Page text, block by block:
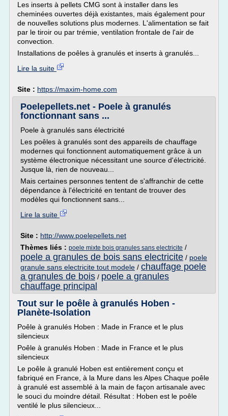
Les inserts à pellets CMG sont à installer dans les
cheminées ouvertes déjà existantes, mais également pour
de nouvelles solutions plus modernes. L'alimentation se fait
par le tiroir ou par trémie, ventilation frontale de l'air de
convection.
Installations de poêles à granulés et inserts à granulés...
Lire la suite
Site : https://maxim-home.com
Poelepellets.net - Poele à granulés
fonctionnant sans ...
Poele à granulés sans électricité
Les poêles à granulés sont des appareils de chauffage
modernes qui fonctionnent automatiquement grâce à un
système électronique nécessitant une source d'électricité.
Jusque là, rien de nouveau...
Mais certaines personnes tentent de s'affranchir de cette
dépendance à l'électricité en tentant de trouver des
modèles qui fonctionnent sans...
Lire la suite
Site : http://www.poelepellets.net
Thèmes liés : poele mixte bois granules sans electricite /
poele a granules de bois sans electricite / poele
granule sans electricite tout modele / chauffage poele
a granules de bois / poele a granules
chauffage principal
Tout sur le poêle à granulés Hoben -
Planète-Isolation
Poêle à granulés Hoben : Made in France et le plus
silencieux
Poêle à granulés Hoben : Made in France et le plus
silencieux
Le poêle à granulé Hoben est entièrement conçu et
fabriqué en France, à la Mure dans les Alpes Chaque poêle
à granulé est assemblé à la main de façon artisanale avec
le souci du moindre détail. Résultat : Hoben est le poêle
ventilé le plus silencieux...